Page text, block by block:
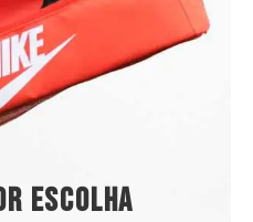
escolha